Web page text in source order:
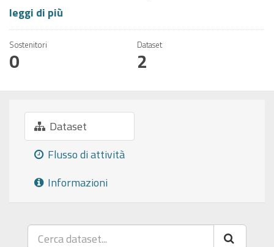
leggi di più
Sostenitori
0
Dataset
2
Dataset
Flusso di attività
Informazioni